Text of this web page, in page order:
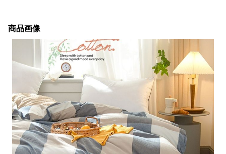
商品画像